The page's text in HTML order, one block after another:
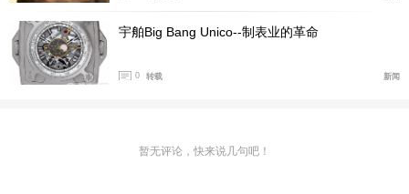
宇舶Big Bang Unico--制表业的革命
0 转载 新闻
暂无评论，快来说几句吧！